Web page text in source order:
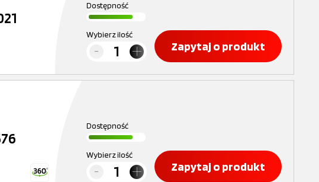
Dostępność
Wybierz ilość
Zapytaj o produkt
Dostępność
Wybierz ilość
Zapytaj o produkt